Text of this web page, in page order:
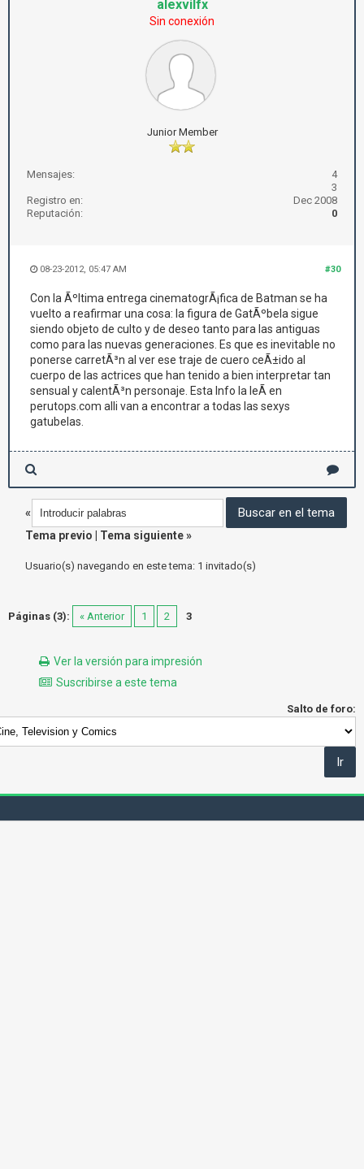
alexvilfx
Sin conexión
Junior Member
Mensajes:
4
3
Registro en:
Dec 2008
Reputación:
0
#30
08-23-2012, 05:47 AM
Con la Ãºltima entrega cinematogrÃ¡fica de Batman se ha
vuelto a reafirmar una cosa: la figura de GatÃºbela sigue
siendo objeto de culto y de deseo tanto para las antiguas
como para las nuevas generaciones. Es que es inevitable no
ponerse carretÃ³n al ver ese traje de cuero ceÃ±ido al
cuerpo de las actrices que han tenido a bien interpretar tan
sensual y calentÃ³n personaje. Esta Info la leÃ­ en
perutops.com alli van a encontrar a todas las sexys
gatubelas.
«
Tema previo
Tema siguiente»
Usuario(s) navegando en este tema: 1 invitado(s)
Páginas (3): « Anterior 1 2 3
Ver la versión para impresión
Suscribirse a este tema
Salto de foro: